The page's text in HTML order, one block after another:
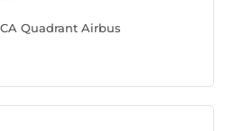
Quadrant Airbus